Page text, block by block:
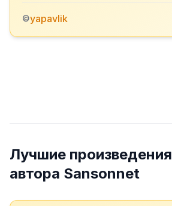
©yapavlik
Лучшие произведения
автора Sansonnet